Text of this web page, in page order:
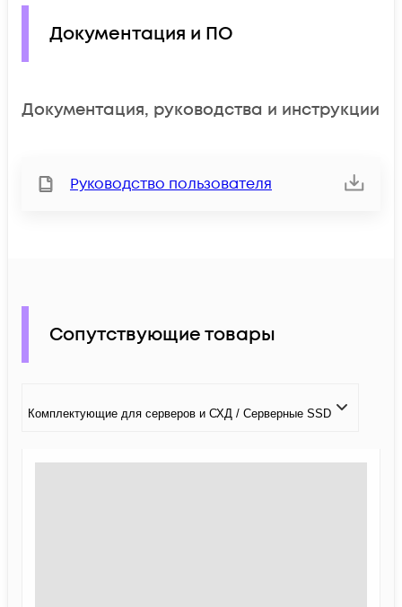
Документация и ПО
Документация, руководства и инструкции
Руководство пользователя
Сопутствующие товары
Комплектующие для серверов и СХД / Серверные SSD